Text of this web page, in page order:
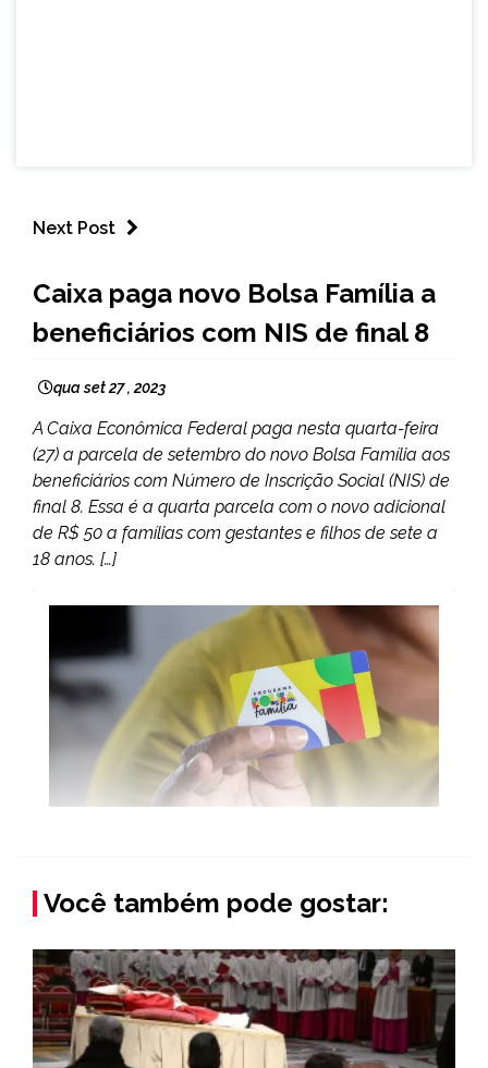
Next Post
CAPELINHA
MINAS
NOTÍCIAS
Caixa paga novo Bolsa Família a
beneficiários com NIS de final 8
qua set 27 , 2023
A Caixa Econômica Federal paga nesta quarta-feira
(27) a parcela de setembro do novo Bolsa Família aos
beneficiários com Número de Inscrição Social (NIS) de
final 8. Essa é a quarta parcela com o novo adicional
de R$ 50 a famílias com gestantes e filhos de sete a
18 anos. […]
Você também pode gostar: